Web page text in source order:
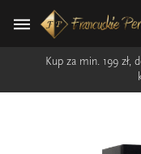
Kup za min. 199 zł,